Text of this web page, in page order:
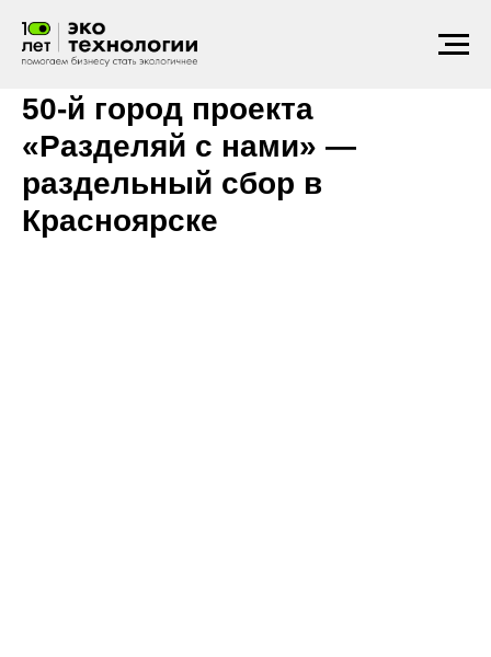
50-й город проекта
«Разделяй с нами» —
раздельный сбор в
Красноярске